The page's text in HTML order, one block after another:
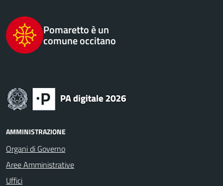
Pomaretto è un
comune occitano
AMMINISTRAZIONE
Organi di Governo
Aree Amministrative
Uffici